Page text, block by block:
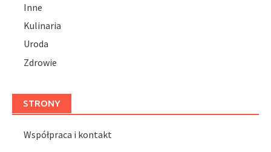
Inne
Kulinaria
Uroda
Zdrowie
STRONY
Współpraca i kontakt